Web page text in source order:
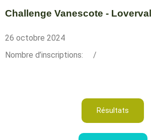
Challenge Vanescote - Loverval
26 octobre 2024
Nombre d’inscriptions:
/
Résultats